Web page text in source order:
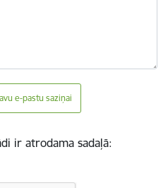
e-pastu saziņai
ir atrodama sadaļā: